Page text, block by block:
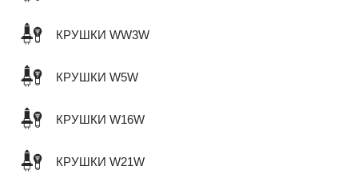
КРУШКИ WW3W
КРУШКИ W5W
КРУШКИ W16W
КРУШКИ W21W